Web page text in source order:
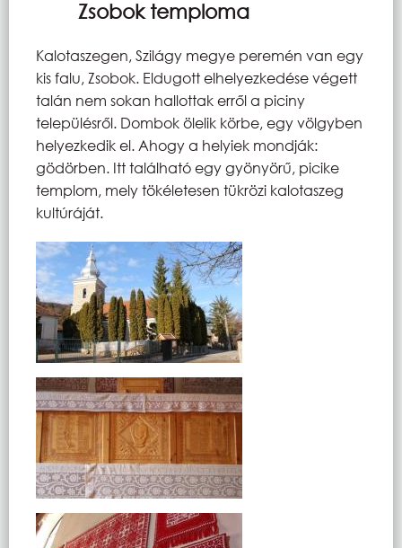
Zsobok temploma
Kalotaszegen, Szilágy megye peremén van egy
kis falu, Zsobok. Eldugott elhelyezkedése végett
talán nem sokan hallottak erről a piciny
településről. Dombok ölelik körbe, egy völgyben
helyezkedik el. Ahogy a helyiek mondják:
gödörben. Itt található egy gyönyörű, picike
templom, mely tökéletesen tükrözi kalotaszeg
kultúráját.